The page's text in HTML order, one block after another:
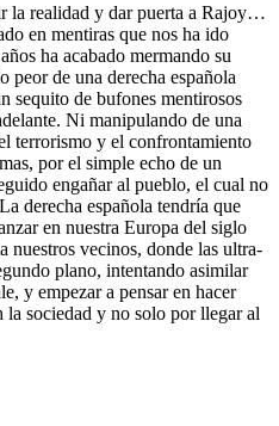
la realidad y dar puerta a Rajoy…
en mentiras que nos ha ido
ha acabado mermando su
peor de una derecha española
sequito de bufones mentirosos
Ni manipulando de una
terrorismo y el confrontamiento
por el simple echo de un
engañar al pueblo, el cual no
derecha española tendría que
en nuestra Europa del siglo
nuestros vecinos, donde las ultra-
plano, intentando asimilar
y empezar a pensar en hacer
sociedad y no solo por llegar al